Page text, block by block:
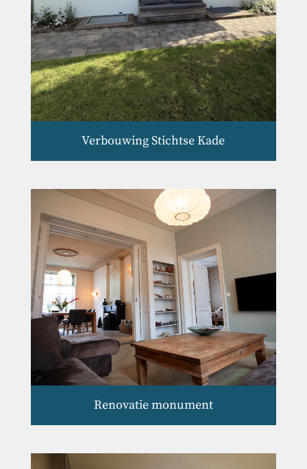
Verbouwing Stichtse Kade
Renovatie monument